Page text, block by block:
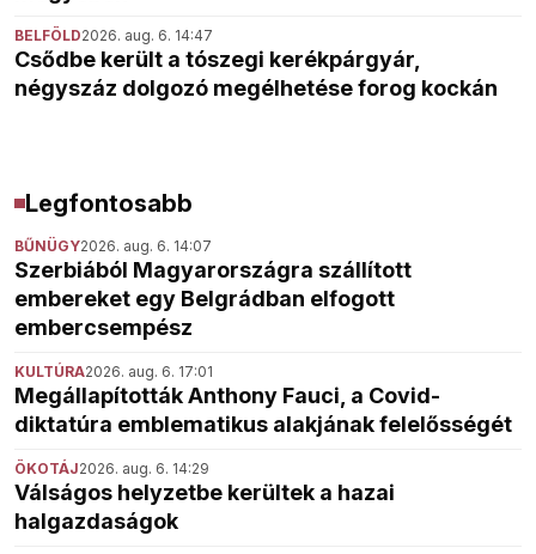
BELFÖLD2026. aug. 6. 14:47
Csődbe került a tószegi kerékpárgyár,
négyszáz dolgozó megélhetése forog kockán
Legfontosabb
BŰNÜGY2026. aug. 6. 14:07
Szerbiából Magyarországra szállított
embereket egy Belgrádban elfogott
embercsempész
KULTÚRA2026. aug. 6. 17:01
Megállapították Anthony Fauci, a Covid-
diktatúra emblematikus alakjának felelősségét
ÖKOTÁJ2026. aug. 6. 14:29
Válságos helyzetbe kerültek a hazai
halgazdaságok